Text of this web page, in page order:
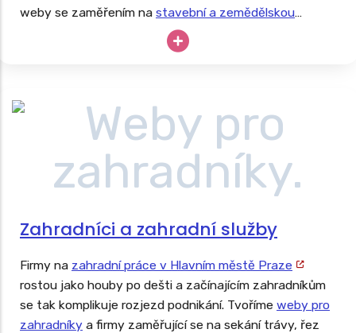
weby se zaměřením na stavební a zemědělskou
. Drahé stroje nesmějí zahálet, tak proč své
podnikání neopřít o dlouhodobě úspěšný web?
Zahradníci a zahradní služby
Firmy na zahradní práce v Hlavním městě Praze
rostou jako houby po dešti a začínajícím zahradníkům
se tak komplikuje rozjezd podnikání. Tvoříme weby pro
zahradníky a firmy zaměřující se na sekání trávy, řez